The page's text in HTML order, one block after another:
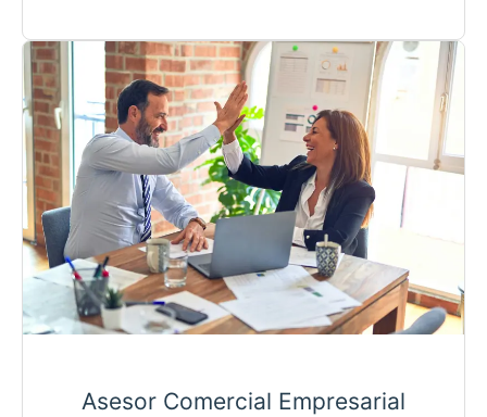
Asesor Comercial Empresarial